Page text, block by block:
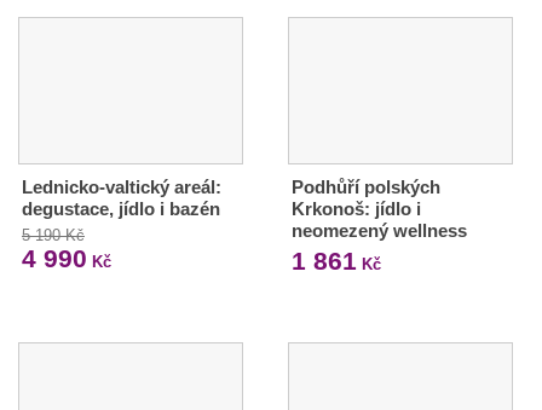
Lednicko-valtický areál:
degustace, jídlo i bazén
5 190 Kč
4 990 Kč
Podhůří polských
Krkonoš: jídlo i
neomezený wellness
1 861 Kč